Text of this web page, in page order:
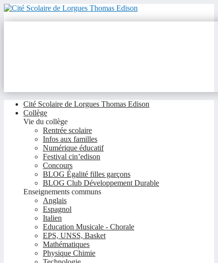
Cité Scolaire de Lorgues Thomas Edison
Collège
Vie du collège
Rentrée scolaire
Infos aux familles
Numérique éducatif
Festival cin’edison
Concours
BLOG Égalité filles garçons
BLOG Club Développement Durable
Enseignements communs
Anglais
Espagnol
Italien
Education Musicale - Chorale
EPS, UNSS, Basket
Mathématiques
Physique Chimie